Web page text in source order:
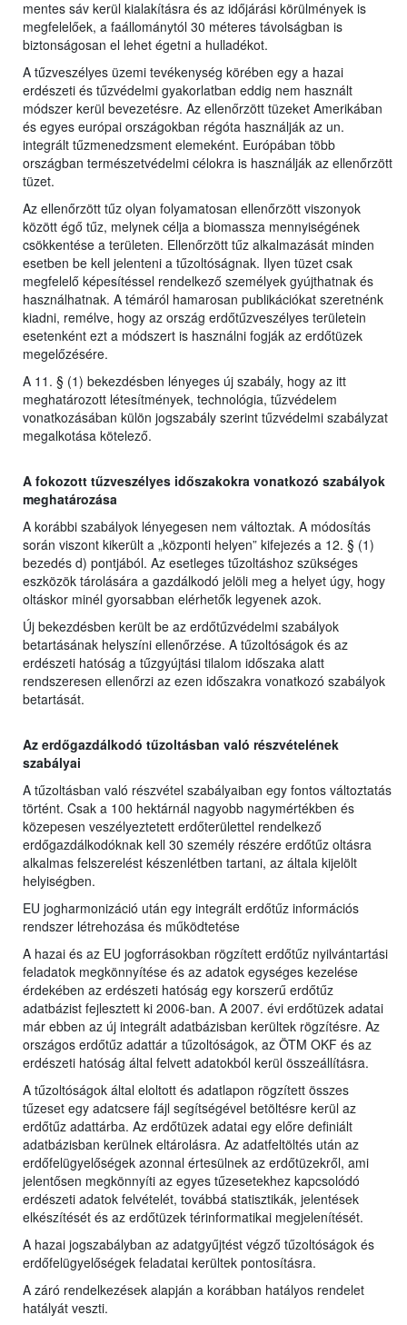
mentes sáv kerül kialakításra és az időjárási körülmények is
megfelelőek, a faállománytól 30 méteres távolságban is
biztonságosan el lehet égetni a hulladékot.
A tűzveszélyes üzemi tevékenység körében egy a hazai
erdészeti és tűzvédelmi gyakorlatban eddig nem használt
módszer kerül bevezetésre. Az ellenőrzött tüzeket Amerikában
és egyes európai országokban régóta használják az un.
integrált tűzmenedzsment elemeként. Európában több
országban természetvédelmi célokra is használják az ellenőrzött
tüzet.
Az ellenőrzött tűz olyan folyamatosan ellenőrzött viszonyok
között égő tűz, melynek célja a biomassza mennyiségének
csökkentése a területen. Ellenőrzött tűz alkalmazását minden
esetben be kell jelenteni a tűzoltóságnak. Ilyen tüzet csak
megfelelő képesítéssel rendelkező személyek gyújthatnak és
használhatnak. A témáról hamarosan publikációkat szeretnénk
kiadni, remélve, hogy az ország erdőtűzveszélyes területein
esetenként ezt a módszert is használni fogják az erdőtüzek
megelőzésére.
A 11. § (1) bekezdésben lényeges új szabály, hogy az itt
meghatározott létesítmények, technológia, tűzvédelem
vonatkozásában külön jogszabály szerint tűzvédelmi szabályzat
megalkotása kötelező.
A fokozott tűzveszélyes időszakokra vonatkozó szabályok
meghatározása
A korábbi szabályok lényegesen nem változtak. A módosítás
során viszont kikerült a „központi helyen” kifejezés a 12. § (1)
bezedés d) pontjából. Az esetleges tűzoltáshoz szükséges
eszközök tárolására a gazdálkodó jelöli meg a helyet úgy, hogy
oltáskor minél gyorsabban elérhetők legyenek azok.
Új bekezdésben került be az erdőtűzvédelmi szabályok
betartásának helyszíni ellenőrzése. A tűzoltóságok és az
erdészeti hatóság a tűzgyújtási tilalom időszaka alatt
rendszeresen ellenőrzi az ezen időszakra vonatkozó szabályok
betartását.
Az erdőgazdálkodó tűzoltásban való részvételének
szabályai
A tűzoltásban való részvétel szabályaiban egy fontos változtatás
történt. Csak a 100 hektárnál nagyobb nagymértékben és
közepesen veszélyeztetett erdőterülettel rendelkező
erdőgazdálkodóknak kell 30 személy részére erdőtűz oltásra
alkalmas felszerelést készenlétben tartani, az általa kijelölt
helyiségben.
EU jogharmonizáció után egy integrált erdőtűz információs
rendszer létrehozása és működtetése
A hazai és az EU jogforrásokban rögzített erdőtűz nyilvántartási
feladatok megkönnyítése és az adatok egységes kezelése
érdekében az erdészeti hatóság egy korszerű erdőtűz
adatbázist fejlesztett ki 2006-ban. A 2007. évi erdőtüzek adatai
már ebben az új integrált adatbázisban kerültek rögzítésre. Az
országos erdőtűz adattár a tűzoltóságok, az ÖTM OKF és az
erdészeti hatóság által felvett adatokból kerül összeállításra.
A tűzoltóságok által eloltott és adatlapon rögzített összes
tűzeset egy adatcsere fájl segítségével betöltésre kerül az
erdőtűz adattárba. Az erdőtüzek adatai egy előre definiált
adatbázisban kerülnek eltárolásra. Az adatfeltöltés után az
erdőfelügyelőségek azonnal értesülnek az erdőtüzekről, ami
jelentősen megkönnyíti az egyes tűzesetekhez kapcsolódó
erdészeti adatok felvételét, továbbá statisztikák, jelentések
elkészítését és az erdőtüzek térinformatikai megjelenítését.
A hazai jogszabályban az adatgyűjtést végző tűzoltóságok és
erdőfelügyelőségek feladatai kerültek pontosításra.
A záró rendelkezések alapján a korábban hatályos rendelet
hatályát veszti.